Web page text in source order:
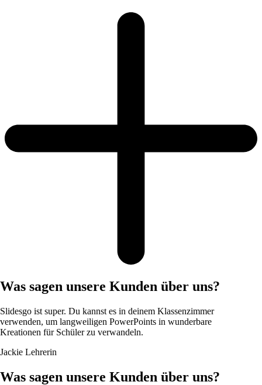
Was sagen unsere Kunden über uns?
Slidesgo ist super. Du kannst es in deinem Klassenzimmer
verwenden, um langweiligen PowerPoints in wunderbare
Kreationen für Schüler zu verwandeln.
Jackie Lehrerin
Was sagen unsere Kunden über uns?